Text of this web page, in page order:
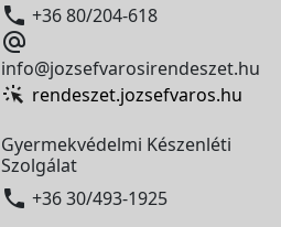
 +36 80/204-618

info@jozsefvarosirendeszet.hu
rendeszet.jozsefvaros.hu
Gyermekvédelmi Készenléti
Szolgálat
 +36 30/493-1925